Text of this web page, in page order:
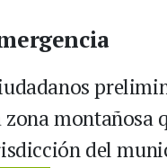
montañosa
del